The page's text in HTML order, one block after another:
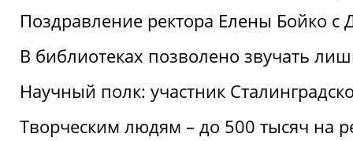
Поздравление ректора Елены Бойко
В библиотеках позволено звучать
Научный полк: участник
Творческим людям – до 500 тысяч на